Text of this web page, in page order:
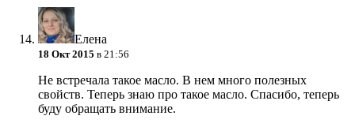
Елена
18 Окт 2015 в 21:56
Не встречала такое масло. В нем много полезных
свойств. Теперь знаю про такое масло. Спасибо, теперь
буду обращать внимание.